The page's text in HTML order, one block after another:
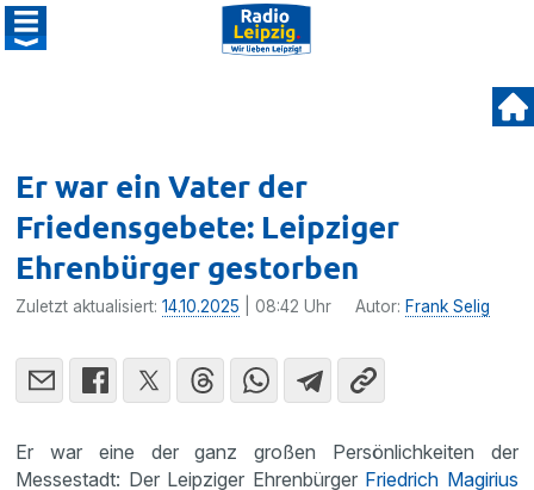
Er war ein Vater der
Friedensgebete: Leipziger
Ehrenbürger gestorben
Zuletzt aktualisiert:14.10.2025 | 08:42 Uhr Autor: Frank Selig
Er war eine der ganz großen Persönlichkeiten der
Messestadt: Der Leipziger Ehrenbürger Friedrich Magirius